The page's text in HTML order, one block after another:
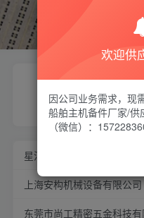
请输入您想查
星河经纬(北京)资讯有限责
上海安构机械设备有限公司
东莞市尚工精密五金科技
欢迎供
因公司业务需求，现
船舶主机备件厂家/
（微信）：